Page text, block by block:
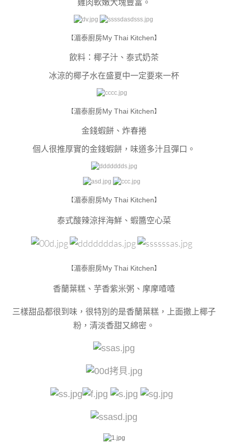
雞肉軟嫩大塊豐富。
【湄泰廚房My Thai Kitchen】
飲料：椰子汁、泰式奶茶
冰涼的椰子水在盛夏中一定要來一杯
【湄泰廚房My Thai Kitchen】
金錢蝦餅、炸春捲
個人很推厚實的金錢蝦餅，味道多汁且彈口。
【湄泰廚房My Thai Kitchen】
泰式酸辣涼拌海鮮、蝦醬空心菜
【湄泰廚房My Thai Kitchen】
香蘭葉糕、芋香紫米粥、摩摩喳喳
三樣甜品都很到味，很特別的是香蘭葉糕，上面撒上椰子
粉，清淡香甜又綿密。